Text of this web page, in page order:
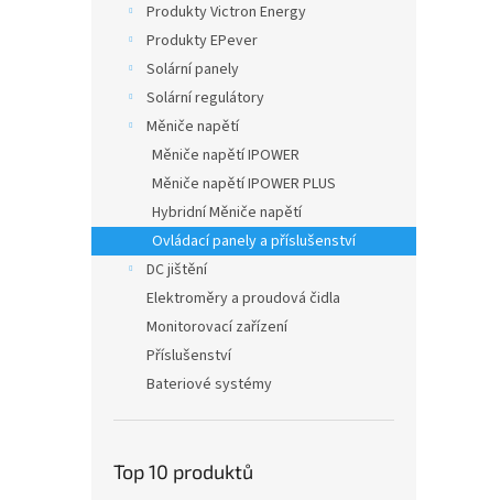
Produkty Victron Energy
Produkty EPever
Solární panely
Solární regulátory
Měniče napětí
Měniče napětí IPOWER
Měniče napětí IPOWER PLUS
Hybridní Měniče napětí
Ovládací panely a příslušenství
DC jištění
Elektroměry a proudová čidla
Monitorovací zařízení
Příslušenství
Bateriové systémy
Top 10 produktů